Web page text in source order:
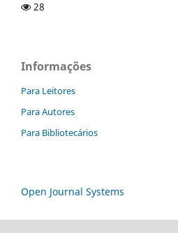
28
Informações
Para Leitores
Para Autores
Para Bibliotecários
Open Journal Systems